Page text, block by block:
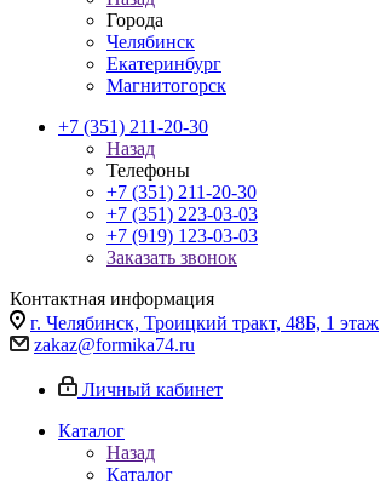
Города
Челябинск
Екатеринбург
Магнитогорск
+7 (351) 211-20-30
Назад
Телефоны
+7 (351) 211-20-30
+7 (351) 223-03-03
+7 (919) 123-03-03
Заказать звонок
Контактная информация
г. Челябинск, Троицкий тракт, 48Б, 1 этаж
zakaz@formika74.ru
Личный кабинет
Каталог
Назад
Каталог